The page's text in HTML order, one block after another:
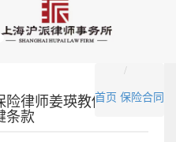
首页 保险合同
险律师姜瑛教你三步读
条款